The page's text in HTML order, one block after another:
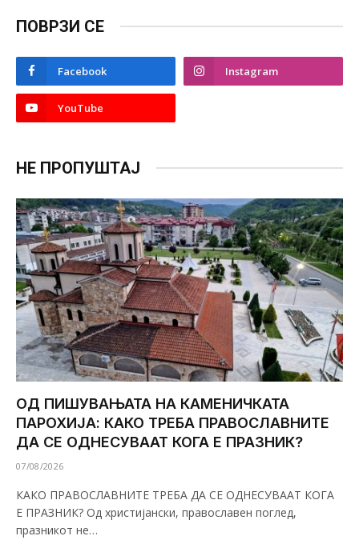
ПОВРЗИ СЕ
Facebook Instagram
YouTube
НЕ ПРОПУШТАЈ
ОД ПИШУВАЊАТА НА КАМЕНИЧКАТА
ПАРОХИЈА: КАКО ТРЕБА ПРАВОСЛАВНИТЕ
ДА СЕ ОДНЕСУВААТ КОГА Е ПРАЗНИК?
07/08/2026
КАКО ПРАВОСЛАВНИТЕ ТРЕБА ДА СЕ ОДНЕСУВААТ КОГА
Е ПРАЗНИК? Од христијански, православен поглед,
празникот не…